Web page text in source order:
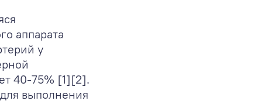
аппарата
у
40-75% [1][2].
выполнения